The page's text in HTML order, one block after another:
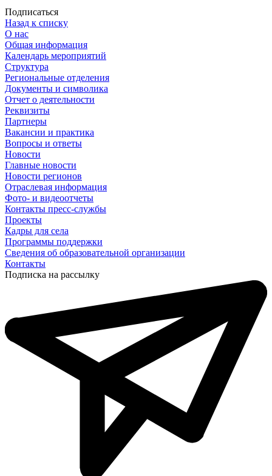
Подписаться
Назад к списку
О нас
Общая информация
Календарь мероприятий
Структура
Региональные отделения
Документы и символика
Отчет о деятельности
Реквизиты
Партнеры
Вакансии и практика
Вопросы и ответы
Новости
Главные новости
Новости регионов
Отраслевая информация
Фото- и видеоотчеты
Контакты пресс-службы
Проекты
Кадры для села
Программы поддержки
Сведения об образовательной организации
Контакты
Подписка на рассылку